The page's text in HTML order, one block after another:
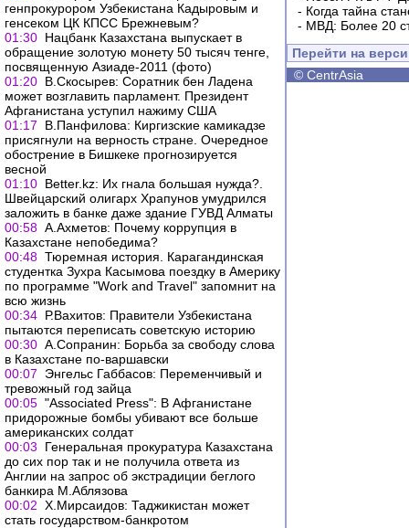
генпрокурором Узбекистана Кадыровым и
генсеком ЦК КПСС Брежневым?
01:30 Нацбанк Казахстана выпускает в
обращение золотую монету 50 тысяч тенге,
посвященную Азиаде-2011 (фото)
01:20 В.Скосырев: Соратник бен Ладена
может возглавить парламент. Президент
Афганистана уступил нажиму США
01:17
В.Панфилова: Киргизские камикадзе
присягнули на верность стране. Очередное
обострение в Бишкеке прогнозируется
весной
01:10 Вetter.kz: Их гнала большая нужда?.
Швейцарский олигарх Храпунов умудрился
заложить в банке даже здание ГУВД Алматы
00:58 А.Ахметов: Почему коррупция в
Казахстане непобедима?
00:48 Тюремная история. Карагандинская
студентка Зухра Касымова поездку в Америку
по программе "Work and Travel" запомнит на
всю жизнь
00:34 Р.Вахитов: Правители Узбекистана
пытаются переписать советскую историю
00:30 А.Сопранин: Борьба за свободу слова
в Казахстане по-варшавски
00:07
Энгельс Габбасов: Переменчивый и
тревожный год зайца
00:05 "Associated Press": В Афганистане
придорожные бомбы убивают все больше
американских солдат
00:03
Генеральная прокуратура Казахстана
до сих пор так и не получила ответа из
Англии на запрос об экстрадиции беглого
банкира М.Аблязова
00:02 Х.Мирсаидов: Таджикистан может
стать государством-банкротом
- Когда тайна
- МВД: Более 20
Перейти на
© CentrAsia